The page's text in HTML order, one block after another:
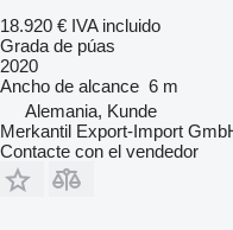
18.920 € IVA incluido
Grada de púas
2020
Ancho de alcance 6 m
Alemania, Kunde
Merkantil Export-Import
Contacte con el vendedor